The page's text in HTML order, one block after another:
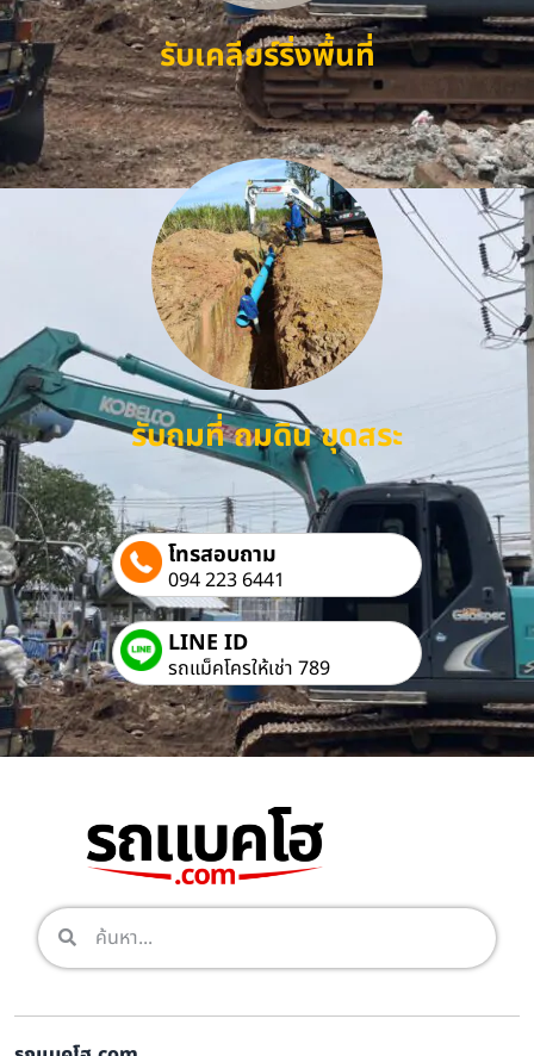
รับเคลียร์ริ่งพื้นที่
รับถมที่ ถมดิน ขุดสระ
โทรสอบถาม
094 223 6441
LINE ID
รถแม็คโครให้เช่า 789